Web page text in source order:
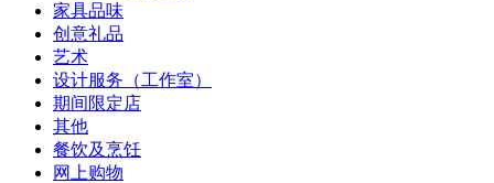
家具品味
创意礼品
艺术
设计服务（工作室）
期间限定店
其他
餐饮及烹饪
网上购物